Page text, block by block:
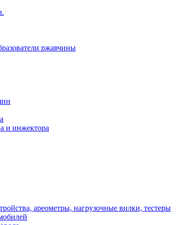
ржавчины
и инжектора
ареометры, нагрузочные вилки, тестеры